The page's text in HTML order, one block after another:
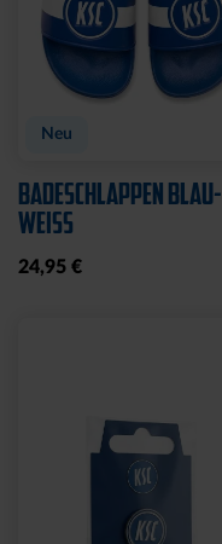
Neu
BADESCHLAPPEN BLAU-
WEISS
24,95 €